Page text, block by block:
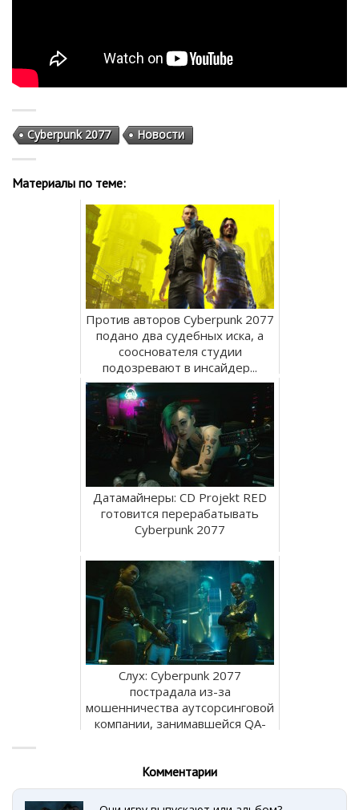
Cyberpunk 2077 Новости
Материалы по теме:
Против авторов Cyberpunk 2077
подано два судебных иска, а
сооснователя студии
подозревают в инсайдер...
Датамайнеры: CD Projekt RED
готовится перерабатывать
Cyberpunk 2077
Слух: Cyberpunk 2077
пострадала из-за
мошенничества аутсорсинговой
компании, занимавшейся QA-
Комментарии